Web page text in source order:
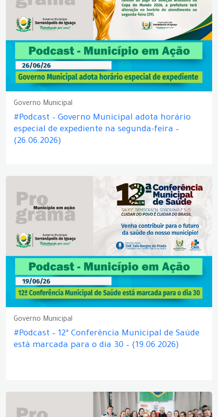
Governo Municipal
#Podcast – Governo Municipal adota horário
especial de expediente na segunda-feira –
(26.06.2026)
Governo Municipal
#Podcast – 12ª Conferência Municipal de Saúde
está marcada para o dia 30 – (19.06.2026)